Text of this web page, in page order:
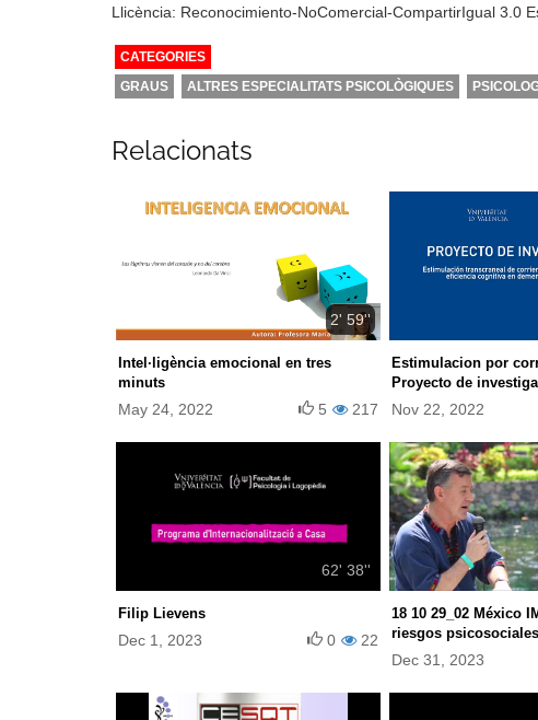
Llicència: Reconocimiento-NoComercial-CompartirIgual 3.0
CATEGORIES
GRAUS
ALTRES ESPECIALITATS PSICOLÒGIQUES
Relacionats
2' 59''
Intel·ligència emocional en tres
minuts
May 24, 2022 217
5
Estimulacion por
Proyecto de
Nov 22, 2022
62' 38''
Filip Lievens
Dec 1, 2023 22
0
18 10 29_02 México
riesgos
Dec 31, 2023